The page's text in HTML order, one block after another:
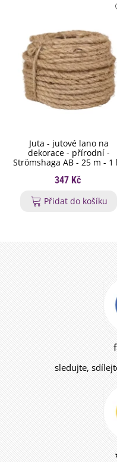
Juta - jutové lano na
dekorace - přírodní -
Strömshaga AB - 25 m - 1
347 Kč
Přidat do košíku
sledujte,